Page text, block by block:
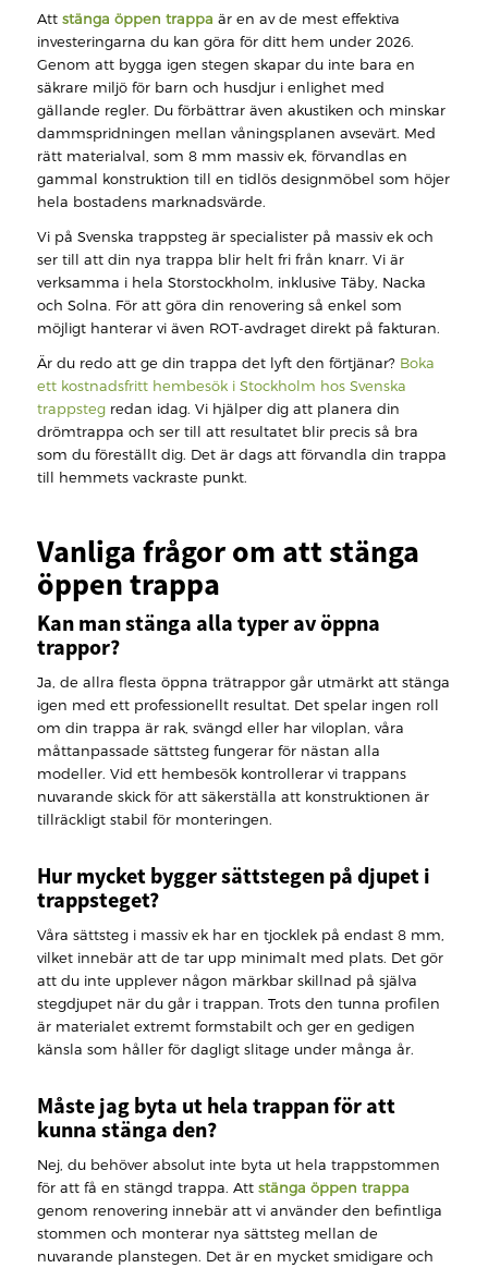
Att stänga öppen trappa är en av de mest effektiva
investeringarna du kan göra för ditt hem under 2026.
Genom att bygga igen stegen skapar du inte bara en
säkrare miljö för barn och husdjur i enlighet med
gällande regler. Du förbättrar även akustiken och minskar
dammspridningen mellan våningsplanen avsevärt. Med
rätt materialval, som 8 mm massiv ek, förvandlas en
gammal konstruktion till en tidlös designmöbel som höjer
hela bostadens marknadsvärde.
Vi på Svenska trappsteg är specialister på massiv ek och
ser till att din nya trappa blir helt fri från knarr. Vi är
verksamma i hela Storstockholm, inklusive Täby, Nacka
och Solna. För att göra din renovering så enkel som
möjligt hanterar vi även ROT-avdraget direkt på fakturan.
Är du redo att ge din trappa det lyft den förtjänar? Boka
ett kostnadsfritt hembesök i Stockholm hos Svenska
trappstegredan idag. Vi hjälper dig att planera din
drömtrappa och ser till att resultatet blir precis så bra
som du föreställt dig. Det är dags att förvandla din trappa
till hemmets vackraste punkt.
Vanliga frågor om att stänga
öppen trappa
Kan man stänga alla typer av öppna
trappor?
Ja, de allra flesta öppna trätrappor går utmärkt att stänga
igen med ett professionellt resultat. Det spelar ingen roll
om din trappa är rak, svängd eller har viloplan, våra
måttanpassade sättsteg fungerar för nästan alla
modeller. Vid ett hembesök kontrollerar vi trappans
nuvarande skick för att säkerställa att konstruktionen är
tillräckligt stabil för monteringen.
Hur mycket bygger sättstegen på djupet i
trappsteget?
Våra sättsteg i massiv ek har en tjocklek på endast 8 mm,
vilket innebär att de tar upp minimalt med plats. Det gör
att du inte upplever någon märkbar skillnad på själva
stegdjupet när du går i trappan. Trots den tunna profilen
är materialet extremt formstabilt och ger en gedigen
känsla som håller för dagligt slitage under många år.
Måste jag byta ut hela trappan för att
kunna stänga den?
Nej, du behöver absolut inte byta ut hela trappstommen
för att få en stängd trappa. Att stänga öppen trappa
genom renovering innebär att vi använder den befintliga
stommen och monterar nya sättsteg mellan de
nuvarande planstegen. Det är en mycket smidigare och